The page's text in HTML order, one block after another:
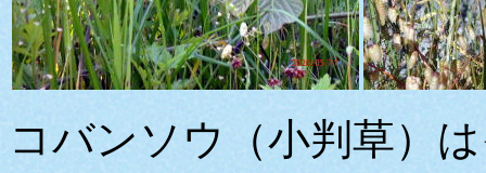
コバンソウ（小判草）